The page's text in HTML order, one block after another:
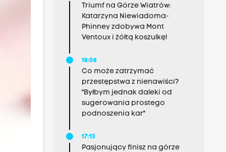
Triumf na Górze Wiatrów:
Katarzyna Niewiadoma-
Phinney zdobywa Mont
Ventoux i żółtą koszulkę!
18:08
Co może zatrzymać
przestępstwa z nienawiści?
"Byłbym jednak daleki od
sugerowania prostego
podnoszenia kar"
17:13
Pasjonujący finisz na górze